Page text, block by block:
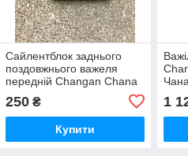
Сайлентблок заднього
поздовжнього важеля
передній Changan Chana
Бенні Бені
250₴
Купити
1